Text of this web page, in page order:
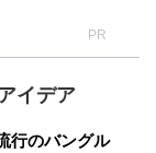
PR
イデア
行のバングル